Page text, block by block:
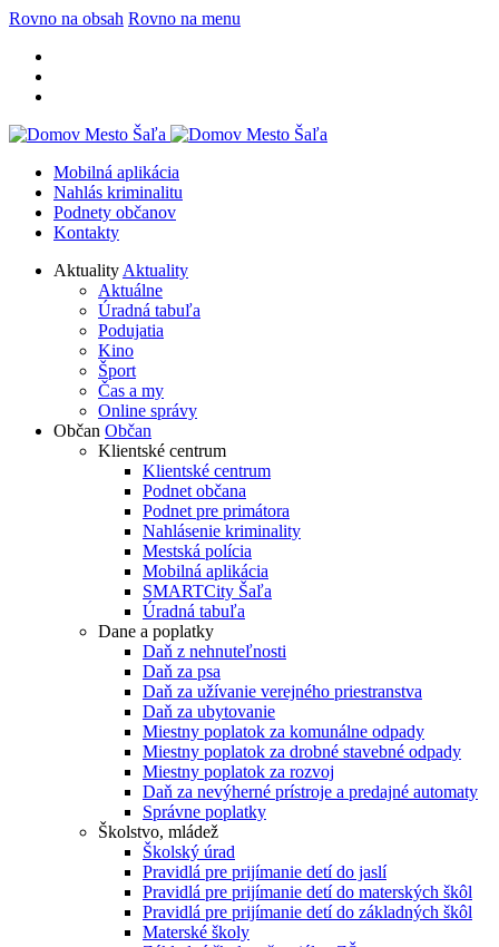
Rovno na obsah Rovno na menu
Mobilná aplikácia
Nahlás kriminalitu
Podnety občanov
Kontakty
Aktuality Aktuality
Aktuálne
Úradná tabuľa
Podujatia
Kino
Šport
Čas a my
Online správy
Občan Občan
Klientské centrum
Klientské centrum
Podnet občana
Podnet pre primátora
Nahlásenie kriminality
Mestská polícia
Mobilná aplikácia
SMARTCity Šaľa
Úradná tabuľa
Dane a poplatky
Daň z nehnuteľnosti
Daň za psa
Daň za užívanie verejného priestranstva
Daň za ubytovanie
Miestny poplatok za komunálne odpady
Miestny poplatok za drobné stavebné odpady
Miestny poplatok za rozvoj
Daň za nevýherné prístroje a predajné automaty
Správne poplatky
Školstvo, mládež
Školský úrad
Pravidlá pre prijímanie detí do jaslí
Pravidlá pre prijímanie detí do materských škôl
Pravidlá pre prijímanie detí do základných škôl
Materské školy